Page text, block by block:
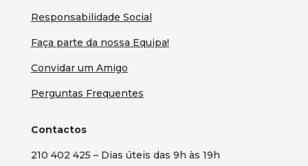
Responsabilidade Social
Faça parte da nossa Equipa!
Convidar um Amigo
Perguntas Frequentes
Contactos
210 402 425 – Dias úteis das 9h às 19h